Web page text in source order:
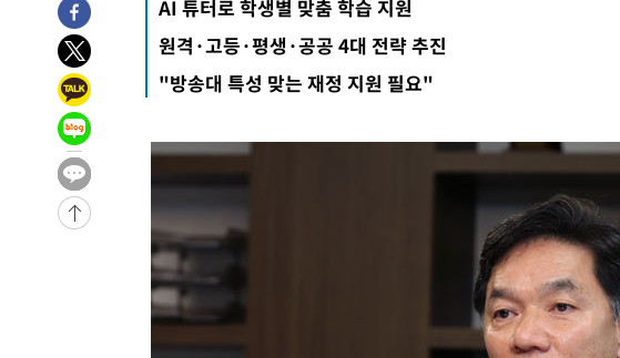
-29659초 전 >
"낮 기온 소폭 하락"…수도권 폭염중대경보, 폭염경보로 하향
-29623초 전 >
선포
-29586초 전 >
[단독]중수청 지원 검사들, 정원 초과 시 낮은 계급 임용…희망지 못
갈 수도
-27557초 전 >
-25863초 전 >
SK하이닉스, 용인·청주 팹에 54조 투자…"AI 메모리 수요 선제 대
응"
-22719초 전 >
여자배구 이재영·이다영 자매, 아제르바이잔 투란VC 입단
-21972초 전 >
외국인 심판 성 접대 7경기 들여다보니…한국 축구 '5승 2무'
[속보]코스닥, 2.86포인트(0.36%) 내린 798.81마감
[속보]코스피, 6200선 약보합…0.60% 내린 6258.77에 마쳐
[속보]원·달러 환율, 7.7원 내린 1416.1원 마감
[속보] 노원서 40.1도 관측…서울, 2018년 이후 첫 40도
AI 튜터로 학생별 맞춤 학습 지원
원격·고등·평생·공공 4대 전략 추진
"방송대 특성 맞는 재정 지원 필요"